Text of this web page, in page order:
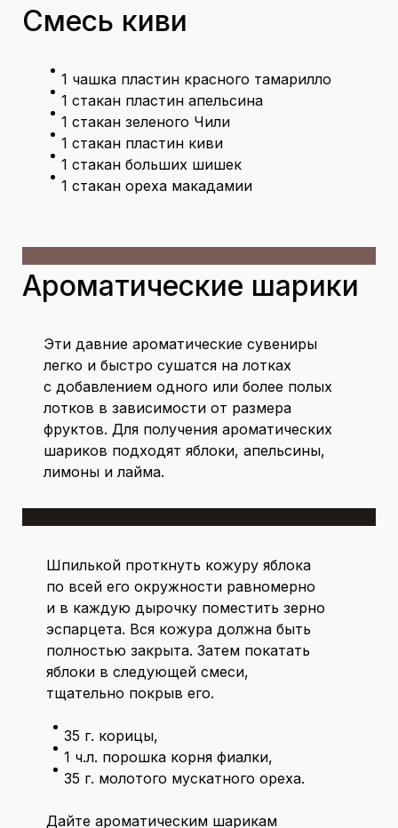
Смесь киви
1 чашка пластин красного тамарилло
1 стакан пластин апельсина
1 стакан зеленого Чили
1 стакан пластин киви
1 стакан больших шишек
1 стакан ореха макадамии
Ароматические шарики
Эти давние ароматические сувениры
легко и быстро сушатся на лотках
с добавлением одного или более полых
лотков в зависимости от размера
фруктов. Для получения ароматических
шариков подходят яблоки, апельсины,
лимоны и лайма.
Шпилькой проткнуть кожуру яблока
по всей его окружности равномерно
и в каждую дырочку поместить зерно
эспарцета. Вся кожура должна быть
полностью закрыта. Затем покатать
яблоки в следующей смеси,
тщательно покрыв его.
35 г. корицы,
1 ч.л. порошка корня фиалки,
35 г. молотого мускатного ореха.
Дайте ароматическим шарикам